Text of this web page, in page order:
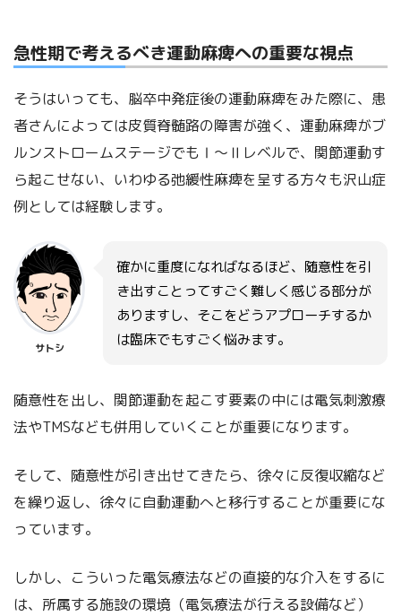
急性期で考えるべき運動麻痺への重要な視点
そうはいっても、脳卒中発症後の運動麻痺をみた際に、患
者さんによっては皮質脊髄路の障害が強く、運動麻痺がブ
ルンストロームステージでもⅠ～Ⅱレベルで、関節運動す
ら起こせない、いわゆる弛緩性麻痺を呈する方々も沢山症
例としては経験します。
サトシ
確かに重度になればなるほど、随意性を引
き出すことってすごく難しく感じる部分が
ありますし、そこをどうアプローチするか
は臨床でもすごく悩みます。
随意性を出し、関節運動を起こす要素の中には電気刺激療
法やTMSなども併用していくことが重要になります。
そして、随意性が引き出せてきたら、徐々に反復収縮など
を繰り返し、徐々に自動運動へと移行することが重要にな
っています。
しかし、こういった電気療法などの直接的な介入をするに
は、所属する施設の環境（電気療法が行える設備など）